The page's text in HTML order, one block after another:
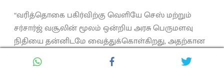
“வரித்தொகை பகிர்விற்கு வெளியே செஸ் மற்றும்
சர்சார்ஜ் வசூலின் மூலம் ஒன்றிய அரசு பெருமளவு
நிதியை தன்னிடமே வைத்துக்கொள்கிறது, அதற்கான
இழப்பீடு குறித்து இதுவரை தெளிவான விளக்கம்
அளிக்கப்படவில்லை.”